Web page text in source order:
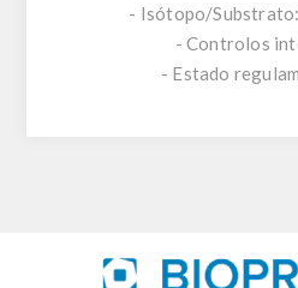
- Isótopo/
- Controlos
- Estado